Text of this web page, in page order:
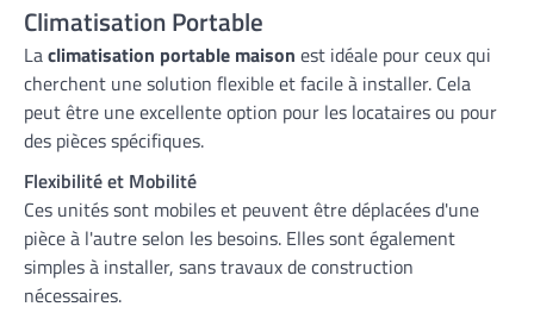
Climatisation Portable
Laclimatisation portable maison est idéale pour ceux qui
cherchent une solution flexible et facile à installer. Cela
peut être une excellente option pour les locataires ou pour
des pièces spécifiques.
Flexibilité et Mobilité
Ces unités sont mobiles et peuvent être déplacées d'une
pièce à l'autre selon les besoins. Elles sont également
simples à installer, sans travaux de construction
nécessaires.